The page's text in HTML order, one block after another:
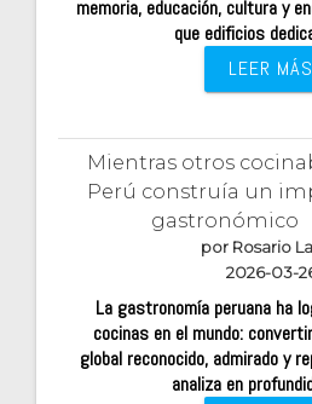
memoria, educación, cultura y
que edificios
LEER MÁS
Mientras otros
Perú construía un
gastronómico
por Rosario
2026-03-
La gastronomía peruana ha
cocinas en el mundo:
global reconocido, admirado y
analiza en